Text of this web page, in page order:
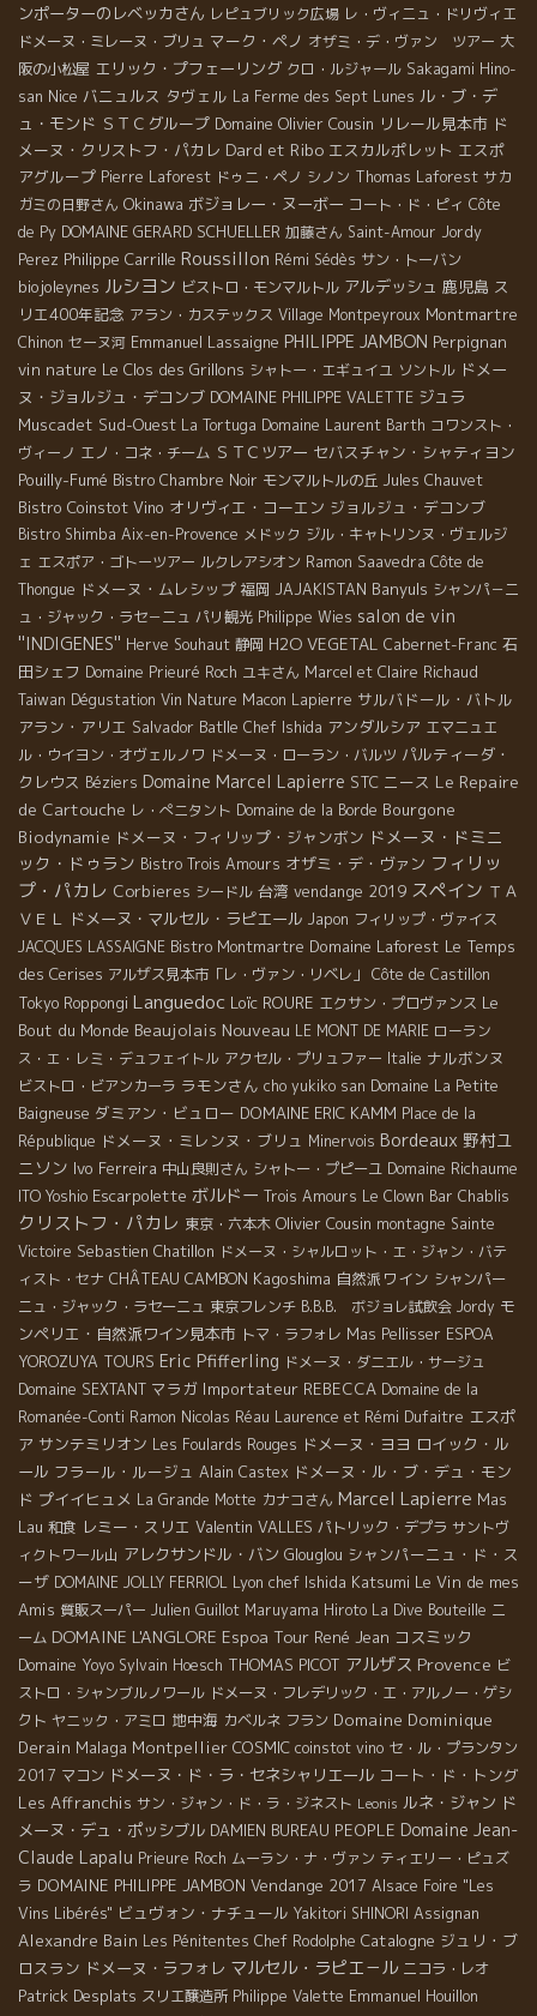
ンポーターのレベッカさん レピュブリック広場 レ・ヴィニュ・ドリヴィエ
ドメーヌ・ミレーヌ・ブリュ マーク・ペノ オザミ・デ・ヴァン ツアー 大
阪の小松屋 エリック・プフェーリング クロ・ルジャール Sakagami Hino-
san Nice バニュルス タヴェル La Ferme des Sept Lunes ル・ブ・デ
ュ・モンド ＳＴＣグループ Domaine Olivier Cousin リレール見本市 ド
メーヌ・クリストフ・パカレ Dard et Ribo エスカルポレット エスポ
アグループ Pierre Laforest ドゥニ・ペノ シノン Thomas Laforest サカ
ガミの日野さん Okinawa ボジョレー・ヌーボー コート・ド・ピィ Côte
de Py DOMAINE GERARD SCHUELLER 加藤さん Saint-Amour Jordy
Perez Philippe Carrille Roussillon Rémi Sédès サン・トーバン
biojoleynes ルシヨン ビストロ・モンマルトル アルデッシュ 鹿児島 ス
リエ400年記念 アラン・カステックス Village Montpeyroux Montmartre
Chinon セーヌ河 Emmanuel Lassaigne PHILIPPE JAMBON Perpignan
vin nature Le Clos des Grillons シャトー・エギュイユ ソントル ドメー
ヌ・ジョルジュ・デコンブ DOMAINE PHILIPPE VALETTE ジュラ
Muscadet Sud-Ouest La Tortuga Domaine Laurent Barth コワンスト・
ヴィーノ エノ・コネ・チーム ＳＴＣツアー セバスチャン・シャティヨン
Pouilly-Fumé Bistro Chambre Noir モンマルトルの丘 Jules Chauvet
Bistro Coinstot Vino オリヴィエ・コーエン ジョルジュ・デコンブ
Bistro Shimba Aix-en-Provence メドック ジル・キャトリンヌ・ヴェルジ
ェ エスポア・ゴトーツアー ルクレアシオン Ramon Saavedra Côte de
Thongue ドメーヌ・ムレシップ 福岡 JAJAKISTAN Banyuls シャンパ－ニ
ュ・ジャック・ラセ－ニュ パリ観光 Philippe Wies salon de vin
''INDIGENES'' Herve Souhaut 静岡 H2O VEGETAL Cabernet-Franc 石
田シェフ Domaine Prieuré Roch ユキさん Marcel et Claire Richaud
Taiwan Dégustation Vin Nature Macon Lapierre サルバドール・バトル
アラン・アリエ Salvador Batlle Chef Ishida アンダルシア エマニュエ
ル・ウイヨン・オヴェルノワ ドメーヌ・ローラン・バルツ パルティーダ・
クレウス Béziers Domaine Marcel Lapierre STC ニース Le Repaire
de Cartouche レ・ぺニタント Domaine de la Borde Bourgone
Biodynamie ドメーヌ・フィリップ・ジャンボン ドメーヌ・ドミニ
ック・ドゥラン Bistro Trois Amours オザミ・デ・ヴァン フィリッ
プ・パカレ Corbieres シードル 台湾 vendange 2019 スペイン ＴＡ
ＶＥＬ ドメーヌ・マルセル・ラピエール Japon フィリップ・ヴァイス
JACQUES LASSAIGNE Bistro Montmartre Domaine Laforest Le Temps
des Cerises アルザス見本市「レ・ヴァン・リベレ」 Côte de Castillon
Tokyo Roppongi Languedoc Loïc ROURE エクサン・プロヴァンス Le
Bout du Monde Beaujolais Nouveau LE MONT DE MARIE ローラン
ス・エ・レミ・デュフェイトル アクセル・プリュファー Italie ナルボンヌ
ビストロ・ビアンカーラ ラモンさん cho yukiko san Domaine La Petite
Baigneuse ダミアン・ビュロー DOMAINE ERIC KAMM Place de la
République ドメーヌ・ミレンヌ・ブリュ Minervois Bordeaux 野村ユ
ニソン Ivo Ferreira 中山良則さん シャトー・プピーユ Domaine Richaume
ITO Yoshio Escarpolette ボルドー Trois Amours Le Clown Bar Chablis
クリストフ・パカレ 東京・六本木 Olivier Cousin montagne Sainte
Victoire Sebastien Chatillon ドメーヌ・シャルロット・エ・ジャン・バテ
ィスト・セナ CHÂTEAU CAMBON Kagoshima 自然派ワイン シャンパー
ニュ・ジャック・ラセーニュ 東京フレンチ B.B.B. ボジョレ試飲会 Jordy モ
ンペリエ・自然派ワイン見本市 トマ・ラフォレ Mas Pellisser ESPOA
YOROZUYA TOURS Eric Pfifferling ドメーヌ・ダニエル・サージュ
Domaine SEXTANT マラガ Importateur REBECCA Domaine de la
Romanée-Conti Ramon Nicolas Réau Laurence et Rémi Dufaitre エスポ
ア サンテミリオン Les Foulards Rouges ドメーヌ・ヨヨ ロイック・ル
ール フラール・ルージュ Alain Castex ドメーヌ・ル・ブ・デュ・モン
ド プイイヒュメ La Grande Motte カナコさん Marcel Lapierre Mas
Lau 和食 レミー・スリエ Valentin VALLES パトリック・デプラ サントヴ
ィクトワール山 アレクサンドル・バン Glouglou シャンパーニュ・ド・ス
ーザ DOMAINE JOLLY FERRIOL Lyon chef Ishida Katsumi Le Vin de mes
Amis 質販スーパー Julien Guillot Maruyama Hiroto La Dive Bouteille ニ
ーム DOMAINE L'ANGLORE Espoa Tour René Jean コスミック
Domaine Yoyo Sylvain Hoesch THOMAS PICOT アルザス Provence ビ
ストロ・シャンブルノワール ドメーヌ・フレデリック・エ・アルノー・ゲシ
クト ヤニック・アミロ 地中海 カベルネ フラン Domaine Dominique
Derain Malaga Montpellier COSMIC coinstot vino セ・ル・プランタン
2017 マコン ドメーヌ・ド・ラ・セネシャリエール コート・ド・トング
Les Affranchis サン・ジャン・ド・ラ・ジネスト Leonis ルネ・ジャン ド
メーヌ・デュ・ポッシブル DAMIEN BUREAU PEOPLE Domaine Jean-
Claude Lapalu Prieure Roch ムーラン・ナ・ヴァン ティエリー・ピュズ
ラ DOMAINE PHILIPPE JAMBON Vendange 2017 Alsace Foire "Les
Vins Libérés" ビュヴォン・ナチュール Yakitori SHINORI Assignan
Alexandre Bain Les Pénitentes Chef Rodolphe Catalogne ジュリ・ブ
ロスラン ドメーヌ・ラフォレ マルセル・ラピエ－ル ニコラ・レオ
Patrick Desplats スリエ醸造所 Philippe Valette Emmanuel Houillon